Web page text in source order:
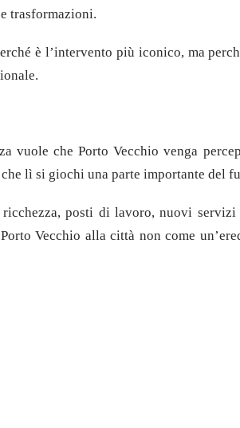
trasformazioni.
è l’intervento più iconico, ma
che Porto Vecchio venga
lì si giochi una parte importante del
posti di lavoro, nuovi
Vecchio alla città non come